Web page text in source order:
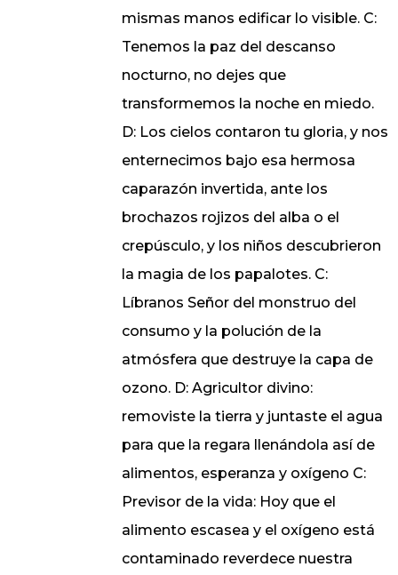
mismas manos edificar lo visible. C:
Tenemos la paz del descanso
nocturno, no dejes que
transformemos la noche en miedo.
D: Los cielos contaron tu gloria, y nos
enternecimos bajo esa hermosa
caparazón invertida, ante los
brochazos rojizos del alba o el
crepúsculo, y los niños descubrieron
la magia de los papalotes. C:
Líbranos Señor del monstruo del
consumo y la polución de la
atmósfera que destruye la capa de
ozono. D: Agricultor divino:
removiste la tierra y juntaste el agua
para que la regara llenándola así de
alimentos, esperanza y oxígeno C:
Previsor de la vida: Hoy que el
alimento escasea y el oxígeno está
contaminado reverdece nuestra